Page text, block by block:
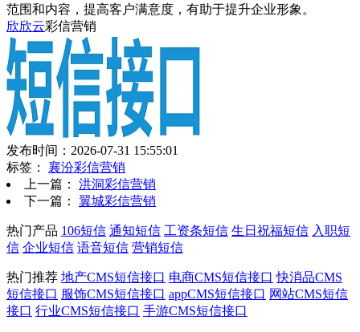
范围和内容，提高客户满意度，有助于提升企业形象。
欣欣云彩信营销
发布时间：2026-07-31 15:55:01
标签： 襄汾彩信营销
上一篇： 洪洞彩信营销
下一篇： 翼城彩信营销
热门产品 106短信 通知短信 工资条短信 生日祝福短信 入职短
信 企业短信 语音短信 营销短信
热门推荐 地产CMS短信接口 电商CMS短信接口 快消品CMS
短信接口 服饰CMS短信接口 appCMS短信接口 网站CMS短信
接口 行业CMS短信接口 手游CMS短信接口